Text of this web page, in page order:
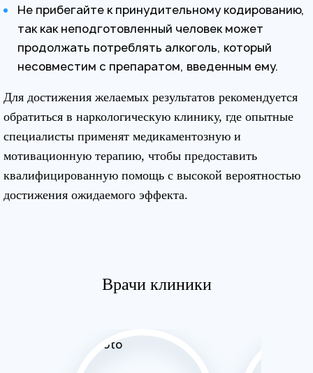
Не прибегайте к принудительному кодированию,
так как неподготовленный человек может
продолжать потреблять алкоголь, который
несовместим с препаратом, введенным ему.
Для достижения желаемых результатов рекомендуется
обратиться в наркологическую клинику, где опытные
специалисты применят медикаментозную и
мотивационную терапию, чтобы предоставить
квалифицированную помощь с высокой вероятностью
достижения ожидаемого эффекта.
Врачи клиники